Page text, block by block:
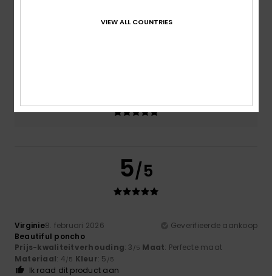
5/5
Virginie8. februari 2026
Geverifieerde aankoop
Beautiful poncho
Prijs-kwaliteitverhouding: 3 /5 Maat: Perfecte maat
Materiaal: 4/5 Kleur: 5 /5
Ik raad dit product aan
VIEW ALL COUNTRIES